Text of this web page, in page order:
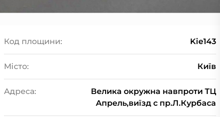
Код площини: Kie143
Місто: Київ
Адреса:
Велика окружна навпроти ТЦ
Апрель,виїзд с пр.Л.Курбаса